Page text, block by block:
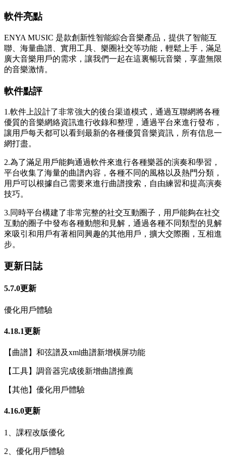
軟件亮點
ENYA MUSIC 是款創新性智能綜合音樂產品，提供了智能互
聯、海量曲譜、實用工具、樂圈社交等功能，輕鬆上手，滿足
廣大音樂用戶的需求，讓我們一起在這裏暢玩音樂，享盡無限
的音樂激情。
軟件點評
1.軟件上設計了非常強大的後台渠道模式，通過互聯網將各種
優質的音樂網絡資訊進行收錄和整理，通過平台來進行發布，
讓用戶每天都可以看到最新的各種優質音樂資訊，所有信息一
網打盡。
2.為了滿足用戶能夠通過軟件來進行各種樂器的演奏和學習，
平台收集了海量的曲譜內容，各種不同的風格以及熱門分類，
用戶可以根據自己需要來進行曲譜搜索，自由練習和提高演奏
技巧。
3.同時平台構建了非常完整的社交互動圈子，用戶能夠在社交
互動的圈子中發布各種動態和見解，通過各種不同類型的見解
來吸引和用戶有著相同興趣的其他用戶，擴大交際圈，互相進
步。
更新日誌
5.7.0更新
優化用戶體驗
4.18.1更新
【曲譜】和弦譜及xml曲譜新增橫屏功能
【工具】調音器完成後新增曲譜推薦
【其他】優化用戶體驗
4.16.0更新
1、課程改版優化
2、優化用戶體驗